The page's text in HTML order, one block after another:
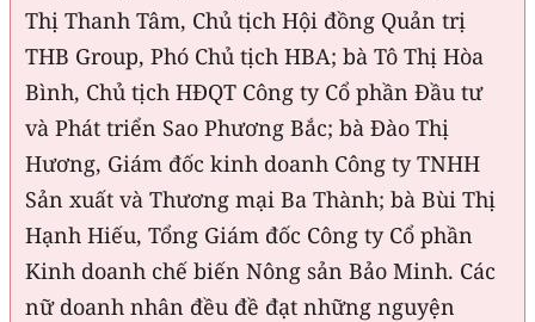
Thị Thanh Tâm, Chủ tịch Hội đồng Quản trị
THB Group, Phó Chủ tịch HBA; bà Tô Thị Hòa
Bình, Chủ tịch HĐQT Công ty Cổ phần Đầu tư
và Phát triển Sao Phương Bắc; bà Đào Thị
Hương, Giám đốc kinh doanh Công ty TNHH
Sản xuất và Thương mại Ba Thành; bà Bùi Thị
Hạnh Hiếu, Tổng Giám đốc Công ty Cổ phần
Kinh doanh chế biến Nông sản Bảo Minh. Các
nữ doanh nhân đều đề đạt những nguyện